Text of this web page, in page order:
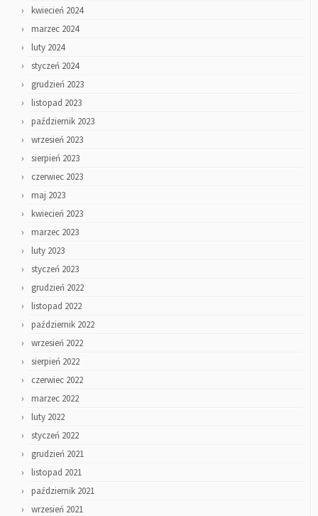
kwiecień 2024
marzec 2024
luty 2024
styczeń 2024
grudzień 2023
listopad 2023
październik 2023
wrzesień 2023
sierpień 2023
czerwiec 2023
maj 2023
kwiecień 2023
marzec 2023
luty 2023
styczeń 2023
grudzień 2022
listopad 2022
październik 2022
wrzesień 2022
sierpień 2022
czerwiec 2022
marzec 2022
luty 2022
styczeń 2022
grudzień 2021
listopad 2021
październik 2021
wrzesień 2021